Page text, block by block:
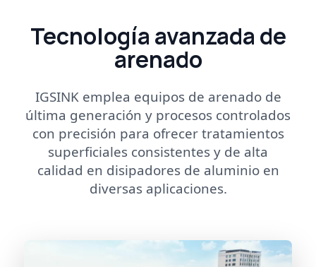
Tecnología avanzada de
arenado
IGSINK emplea equipos de arenado de
última generación y procesos controlados
con precisión para ofrecer tratamientos
superficiales consistentes y de alta
calidad en disipadores de aluminio en
diversas aplicaciones.